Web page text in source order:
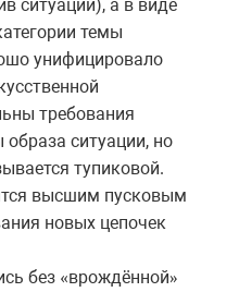
ситуаций), а в виде
темы
унифицировало
требования
ситуации, но
тупиковой.
высшим пусковым
новых цепочек
без «врождённой»